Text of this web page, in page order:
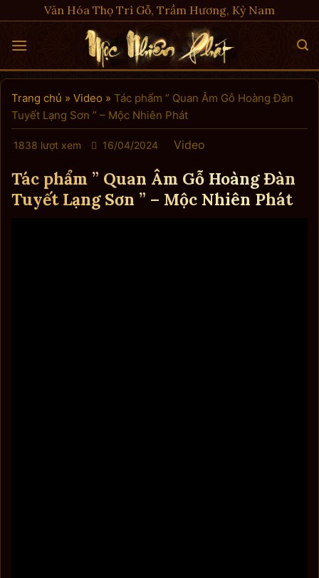
to
content
Văn Hóa Thọ Trì Gỗ, Trầm Hương, Kỳ Nam
Trang chủ » Video » Tác phẩm ” Quan Âm Gỗ Hoàng Đàn
Tuyết Lạng Sơn ” – Mộc Nhiên Phát
1838 lượt xem 16/04/2024 Video
Tác phẩm ” Quan Âm Gỗ Hoàng Đàn
Tuyết Lạng Sơn ” – Mộc Nhiên Phát